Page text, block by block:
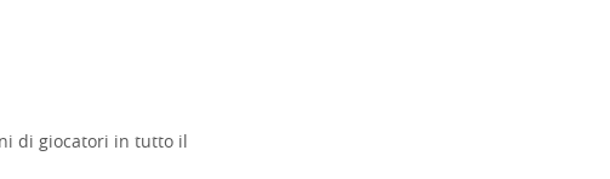
di giocatori in tutto il